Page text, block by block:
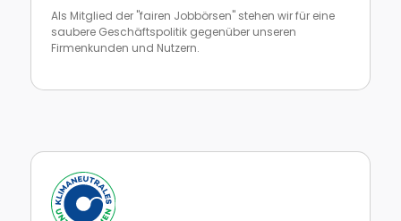
Als Mitglied der "fairen Jobbörsen" stehen wir für eine
saubere Geschäftspolitik gegenüber unseren
Firmenkunden und Nutzern.